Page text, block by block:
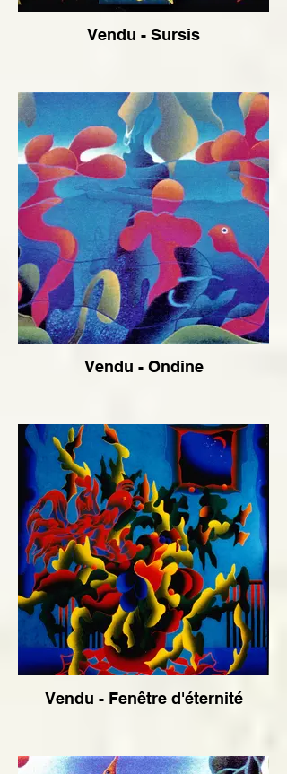
Vendu - Sursis
Vendu - Ondine
Vendu - Fenêtre d'éternité